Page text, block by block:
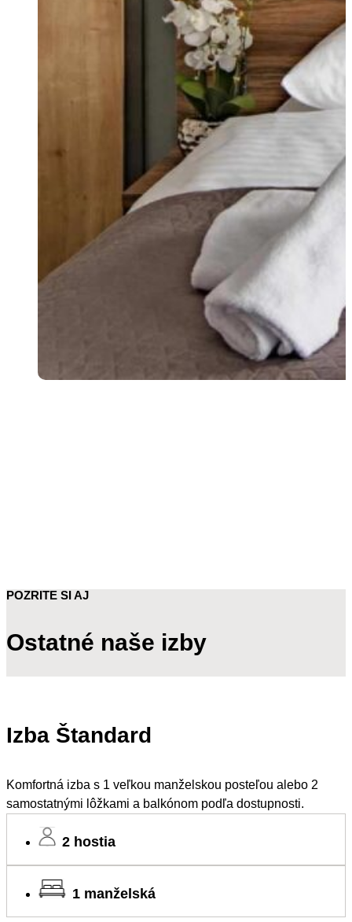
POZRITE SI AJ
Ostatné naše izby
Izba Štandard
Komfortná izba s 1 veľkou manželskou posteľou alebo 2
samostatnými lôžkami a balkónom podľa dostupnosti.
2 hostia
1 manželská